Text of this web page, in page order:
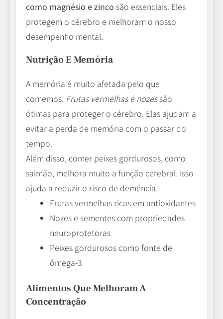
como magnésio e zinco são essenciais. Eles
protegem o cérebro e melhoram o nosso
desempenho mental.
Nutrição E Memória
A memória é muito afetada pelo que
comemos. Frutas vermelhas e nozessão
ótimas para proteger o cérebro. Elas ajudam a
evitar a perda de memória com o passar do
tempo.
Além disso, comer peixes gordurosos, como
salmão, melhora muito a função cerebral. Isso
ajuda a reduzir o risco de demência.
Frutas vermelhas ricas em antioxidantes
Nozes e sementes com propriedades
neuroprotetoras
Peixes gordurosos como fonte de
ômega-3
Alimentos Que Melhoram A
Concentração